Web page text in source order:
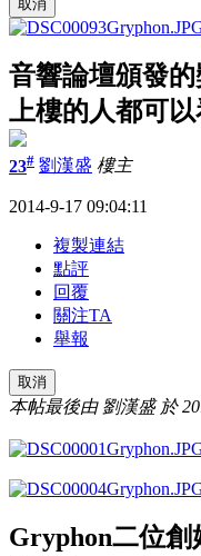
取消
音響論壇頒發
上樓的人都可以
23# 劉漢盛 樓主
2014-9-17 09:04:11
複製連結
點評
回覆
關注TA
舉報
取消
本帖最後由 劉漢盛 於
Gryphon二位